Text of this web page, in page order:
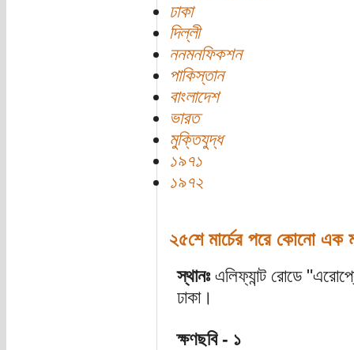
ঢাকা
দিল্লী
ননমনফিকশন
পাকিস্তান
বাংলাদেশ
ভারত
মুক্তিযুদ্ধ
১৯৭১
১৯৭২
২৫শে মার্চের পরে কোনো
স্থানঃএলিফ্যান্ট রোডে
ঢাকা।
ক্ষণছবি - ১